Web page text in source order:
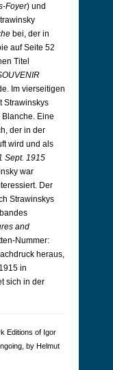
Foyer) und
bei, der in
auf Seite 52
Titel
Im vierseitigen
Strawinskys
Eine
der in der
wird und als
Sept. 1915
war
Der
Strawinskys
and
Nummer:
heraus,
in
sich in der
Edi­tions of Igor
by Hel­mut